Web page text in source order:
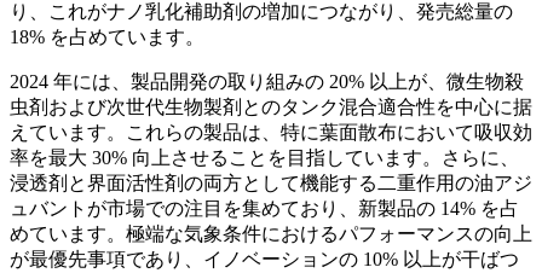
り、これがナノ乳化補助剤の増加につながり、発売総量の
18% を占めています。
2024 年には、製品開発の取り組みの 20% 以上が、微生物殺
虫剤および次世代生物製剤とのタンク混合適合性を中心に据
えています。これらの製品は、特に葉面散布において吸収効
率を最大 30% 向上させることを目指しています。さらに、
浸透剤と界面活性剤の両方として機能する二重作用の油アジ
ュバントが市場での注目を集めており、新製品の 14% を占
めています。極端な気象条件におけるパフォーマンスの向上
が最優先事項であり、イノベーションの 10% 以上が干ばつ